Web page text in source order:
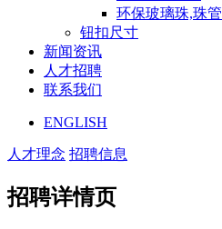
环保玻璃珠,珠管
钮扣尺寸
新闻资讯
人才招聘
联系我们
ENGLISH
人才理念 招聘信息
招聘详情页